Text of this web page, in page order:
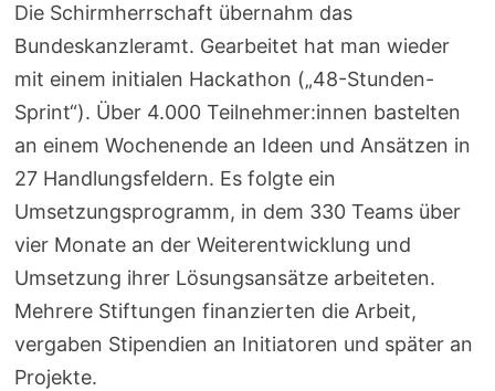
Die Schirmherrschaft übernahm das
Bundeskanzleramt. Gearbeitet hat man wieder
mit einem initialen Hackathon („48-Stunden-
Sprint“). Über 4.000 Teilnehmer:innen bastelten
an einem Wochenende an Ideen und Ansätzen in
27 Handlungsfeldern. Es folgte ein
Umsetzungsprogramm, in dem 330 Teams über
vier Monate an der Weiterentwicklung und
Umsetzung ihrer Lösungsansätze arbeiteten.
Mehrere Stiftungen finanzierten die Arbeit,
vergaben Stipendien an Initiatoren und später an
Projekte.